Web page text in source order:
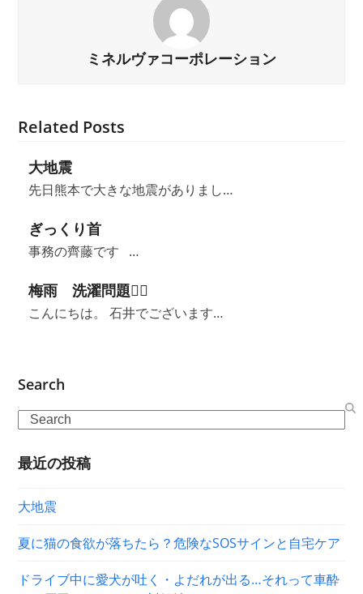
ミネルヴァコーポレーション
Related Posts
大地震
先日熊本で大きな地震がありまし…
ぎっくり首
事務の齊藤です …
梅雨 洗濯問題😶‍🌫️
こんにちは。 石井でございます…
Search
Search
最近の投稿
大地震
夏に猫の食欲が落ちたら？危険なSOSサインと自宅ケア
ドライブ中に愛犬が吐く・よだれが出る…それって車酔